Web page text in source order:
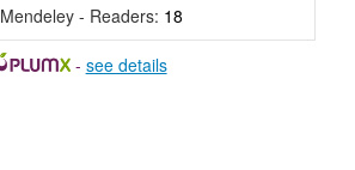
Mendeley - Readers: 18
- see details